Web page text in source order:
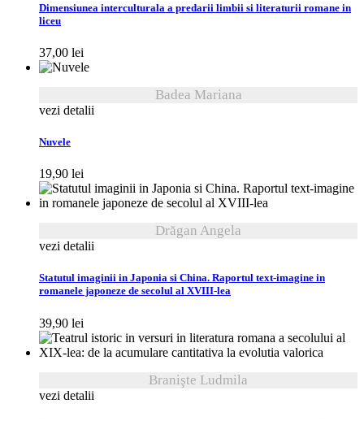
Dimensiunea interculturala a predarii limbii si literaturii romane in
liceu
37,00 lei
Badea Mariana
vezi detalii
Nuvele
19,90 lei
Drăgan Angela
vezi detalii
Statutul imaginii in Japonia si China. Raportul text-imagine in
romanele japoneze de secolul al XVIII-lea
39,90 lei
Branişte Ludmila
vezi detalii